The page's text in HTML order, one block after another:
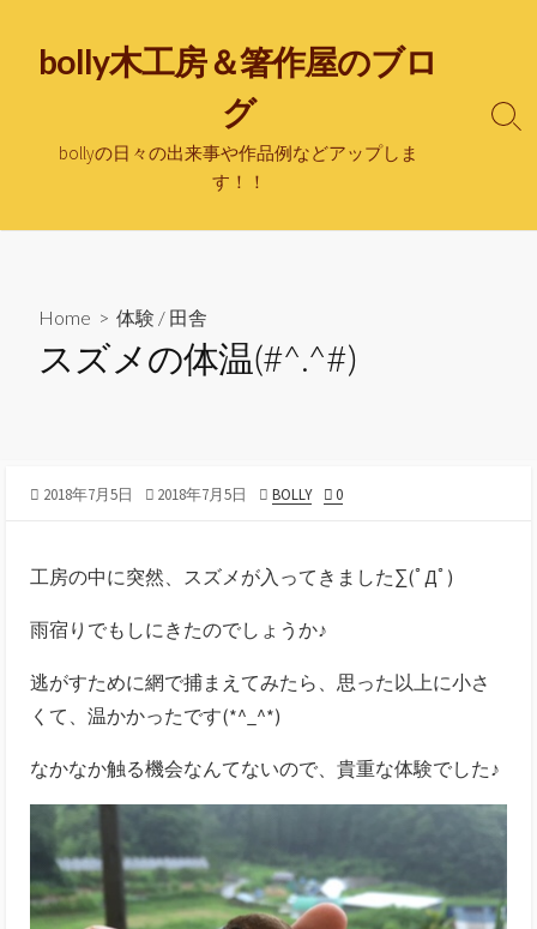
bolly木工房＆箸作屋のブロ
グ
bollyの日々の出来事や作品例などアップしま
す！！
Home >体験 / 田舎
スズメの体温(#^.^#)
2018年7月5日 2018年7月5日 BOLLY 0
工房の中に突然、スズメが入ってきました∑(ﾟДﾟ)
雨宿りでもしにきたのでしょうか♪
逃がすために網で捕まえてみたら、思った以上に小さ
くて、温かかったです(*^_^*)
なかなか触る機会なんてないので、貴重な体験でした♪